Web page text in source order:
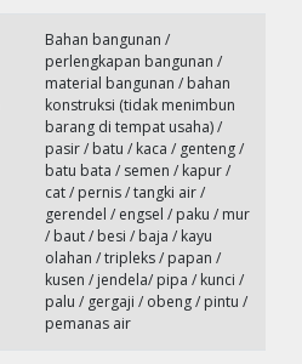
Bahan bangunan /
perlengkapan bangunan /
material bangunan / bahan
konstruksi (tidak menimbun
barang di tempat usaha) /
pasir / batu / kaca / genteng /
batu bata / semen / kapur /
cat / pernis / tangki air /
gerendel / engsel / paku / mur
/ baut / besi / baja / kayu
olahan / tripleks / papan /
kusen / jendela/ pipa / kunci /
palu / gergaji / obeng / pintu /
pemanas air